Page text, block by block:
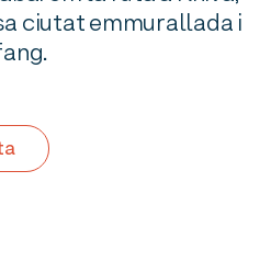
ciutat emmurallada i